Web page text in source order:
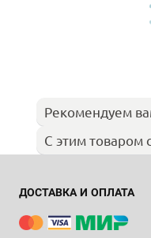
Рекомендуем
С этим товаром
ДОСТАВКА И ОПЛАТА